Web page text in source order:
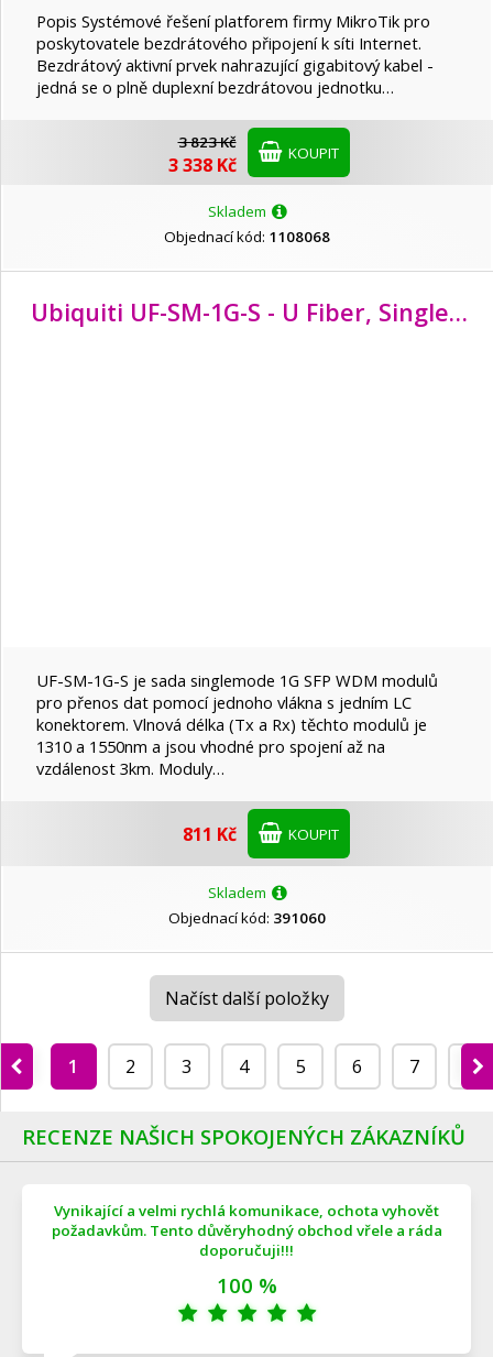
Popis Systémové řešení platforem firmy MikroTik pro
poskytovatele bezdrátového připojení k síti Internet.
Bezdrátový aktivní prvek nahrazující gigabitový kabel -
jedná se o plně duplexní bezdrátovou jednotku…
3 823 Kč
3 338 Kč KOUPIT
Skladem
Objednací kód: 1108068
Ubiquiti UF-SM-1G-S - U Fiber, Single-Mode Module, 1G, BiDi, 2-Pack
UF-SM-1G-S je sada singlemode 1G SFP WDM modulů
pro přenos dat pomocí jednoho vlákna s jedním LC
konektorem. Vlnová délka (Tx a Rx) těchto modulů je
1310 a 1550nm a jsou vhodné pro spojení až na
vzdálenost 3km. Moduly…
811 Kč KOUPIT
Skladem
Objednací kód: 391060
Načíst další položky
1 2 3 4 5 6 7 8
RECENZE NAŠICH SPOKOJENÝCH ZÁKAZNÍKŮ
Vynikající a velmi rychlá komunikace, ochota vyhovět
požadavkům. Tento důvěryhodný obchod vřele a ráda
doporučuji!!!
100 %